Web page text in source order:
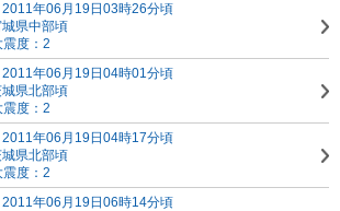
年06月19日03時26分頃
県中部頃
震度：2
年06月19日04時01分頃
県北部頃
震度：2
年06月19日04時17分頃
県北部頃
震度：2
年06月19日06時14分頃